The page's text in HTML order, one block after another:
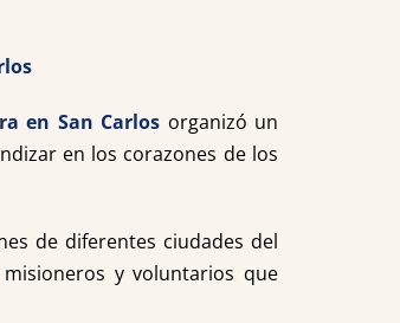
en San Carlos organizó un
en los corazones de los
de diferentes ciudades del
misioneros y voluntarios que